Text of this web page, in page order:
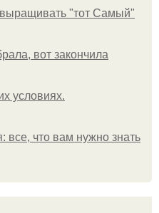
выращивать "тот Самый"
вот закончила
условиях.
все, что вам нужно знать